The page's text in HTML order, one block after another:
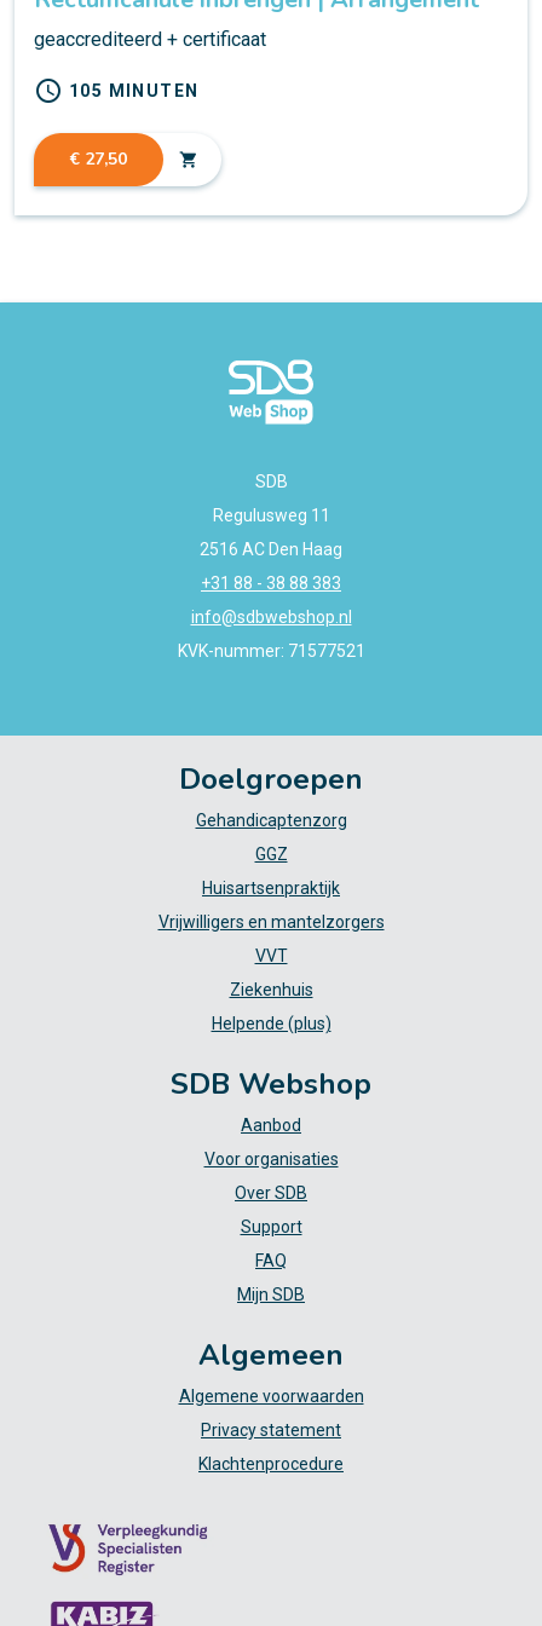
geaccrediteerd + certificaat
schedule 105 MINUTEN
€ 27,50 shopping_cart
SDB
Regulusweg 11
2516 AC Den Haag
+31 88 - 38 88 383
info@sdbwebshop.nl
KVK-nummer: 71577521
Doelgroepen
Gehandicaptenzorg
GGZ
Huisartsenpraktijk
Vrijwilligers en mantelzorgers
VVT
Ziekenhuis
Helpende (plus)
SDB Webshop
Aanbod
Voor organisaties
Over SDB
Support
FAQ
Mijn SDB
Algemeen
Algemene voorwaarden
Privacy statement
Klachtenprocedure